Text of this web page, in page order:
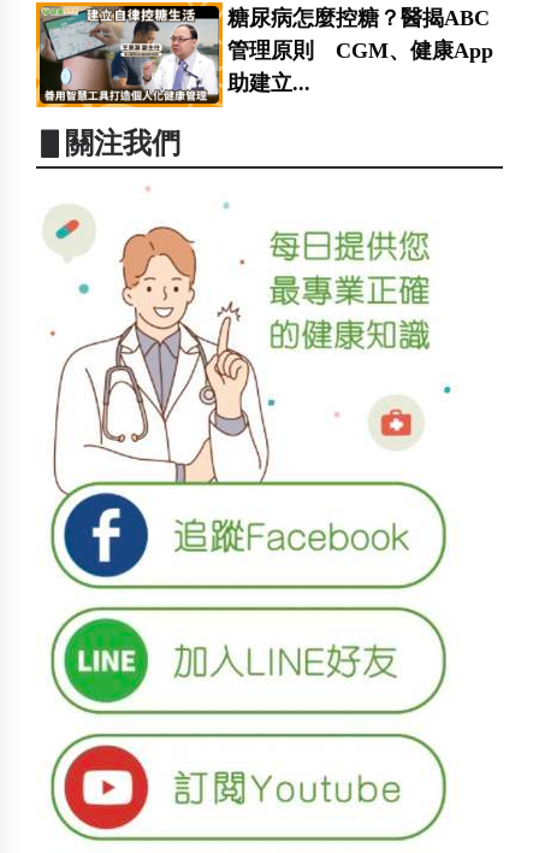
糖尿病怎麼控糖？醫揭ABC
管理原則 CGM、健康App
助建立...
▋關注我們